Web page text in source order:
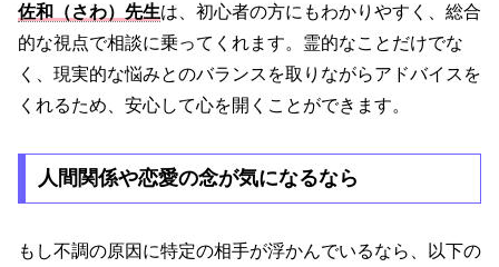
佐和（さわ）先生は、初心者の方にもわかりやすく、総合
的な視点で相談に乗ってくれます。霊的なことだけでな
く、現実的な悩みとのバランスを取りながらアドバイスを
くれるため、安心して心を開くことができます。
人間関係や恋愛の念が気になるなら
もし不調の原因に特定の相手が浮かんでいるなら、以下の